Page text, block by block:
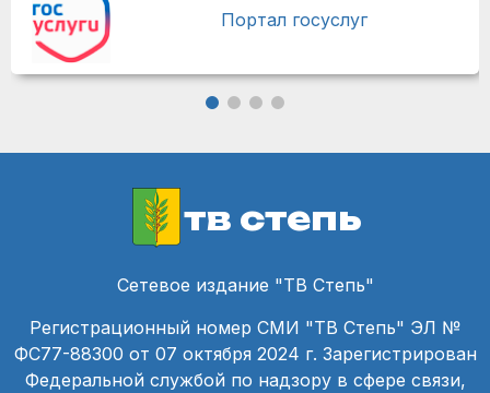
Портал госуслуг
тв степь
Сетевое издание "ТВ Степь"
Регистрационный номер СМИ "ТВ Степь" ЭЛ №
ФС77-88300 от 07 октября 2024 г. Зарегистрирован
Федеральной службой по надзору в сфере связи,